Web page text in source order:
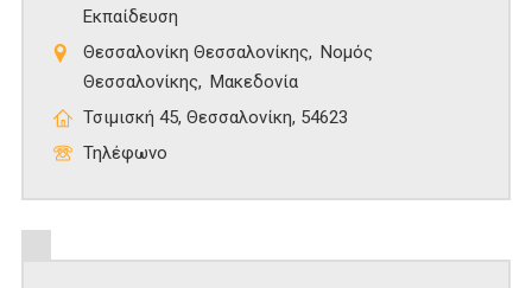
Εκπαίδευση
Θεσσαλονίκη Θεσσαλονίκης
Νομός
Θεσσαλονίκης
Μακεδονία
Τσιμισκή 45, Θεσσαλονίκη, 54623
Τηλέφωνο